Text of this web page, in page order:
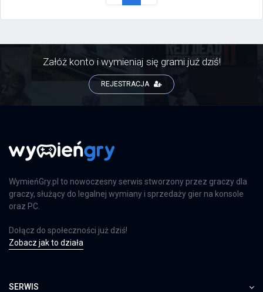
Załóż konto i wymieniaj się grami już dziś!
REJESTRACJA
WymieńGry.pl to nowoczesny serwis stworzony przez graczy dla
graczy, służący do legalnej wymiany i sprzedaży gier na konsole
oraz PC.
Dołącz do społeczności już dziś!
Zobacz jak to działa
SERWIS